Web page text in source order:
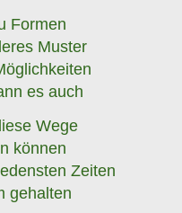
Formen
Muster
es auch
Wege
können
Zeiten
gehalten